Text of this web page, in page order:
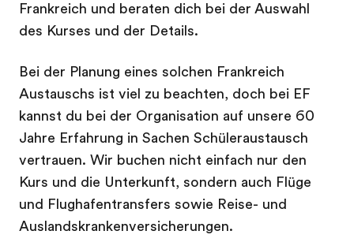
Frankreich und beraten dich bei der Auswahl
des Kurses und der Details.
Bei der Planung eines solchen Frankreich
Austauschs ist viel zu beachten, doch bei EF
kannst du bei der Organisation auf unsere 60
Jahre Erfahrung in Sachen Schüleraustausch
vertrauen. Wir buchen nicht einfach nur den
Kurs und die Unterkunft, sondern auch Flüge
und Flughafentransfers sowie Reise- und
Auslandskrankenversicherungen.